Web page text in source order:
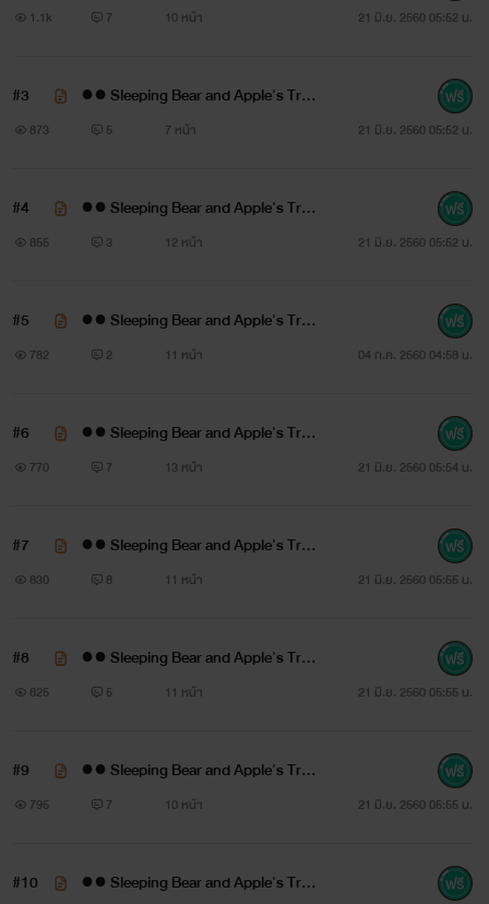
Otabek and Yurio Yuri!! on ICE
หวานเป็นลมขมเป็นยาฉันใด
.
ชุดนักศึกษาเซล้มมาชนเขา กลิ่นหอมหวานทำเอาลืมความอยาก
นอนไปชั่วขณะ
●● 1 #น้ำนิ่ง
1.1k 7 10 หน้า 21 มิ.ย. 2560 05:52 น.
#3
●● Sleeping Bear and Apple's Trap
●● 2 #น้ำนิ่ง
873 5 7 หน้า 21 มิ.ย. 2560 05:52 น.
#4
●● Sleeping Bear and Apple's Trap
●● 3 #น้ำนิ่ง
855 3 12 หน้า 21 มิ.ย. 2560 05:52 น.
#5
●● Sleeping Bear and Apple's Trap
●● 4 #แอปเปิล
782 2 11 หน้า 04 ก.ค. 2560 04:58 น.
#6
●● Sleeping Bear and Apple's Trap
●● 5 #แอปเปิล
770 7 13 หน้า 21 มิ.ย. 2560 05:54 น.
#7
●● Sleeping Bear and Apple's Trap
●● 6 #น้ำนิ้ง
830 8 11 หน้า 21 มิ.ย. 2560 05:55 น.
#8
●● Sleeping Bear and Apple's Trap
●● 7 #แอปเปิล
825 5 11 หน้า 21 มิ.ย. 2560 05:55 น.
#9
●● Sleeping Bear and Apple's Trap
●● 8 #แอปเปิล
795 7 10 หน้า 21 มิ.ย. 2560 05:55 น.
#10
●● Sleeping Bear and Apple's Trap